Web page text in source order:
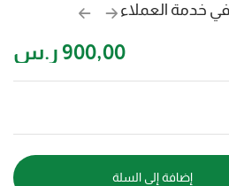
خدمة العملاء
900,00 ر.س
إضافة إلى السلة